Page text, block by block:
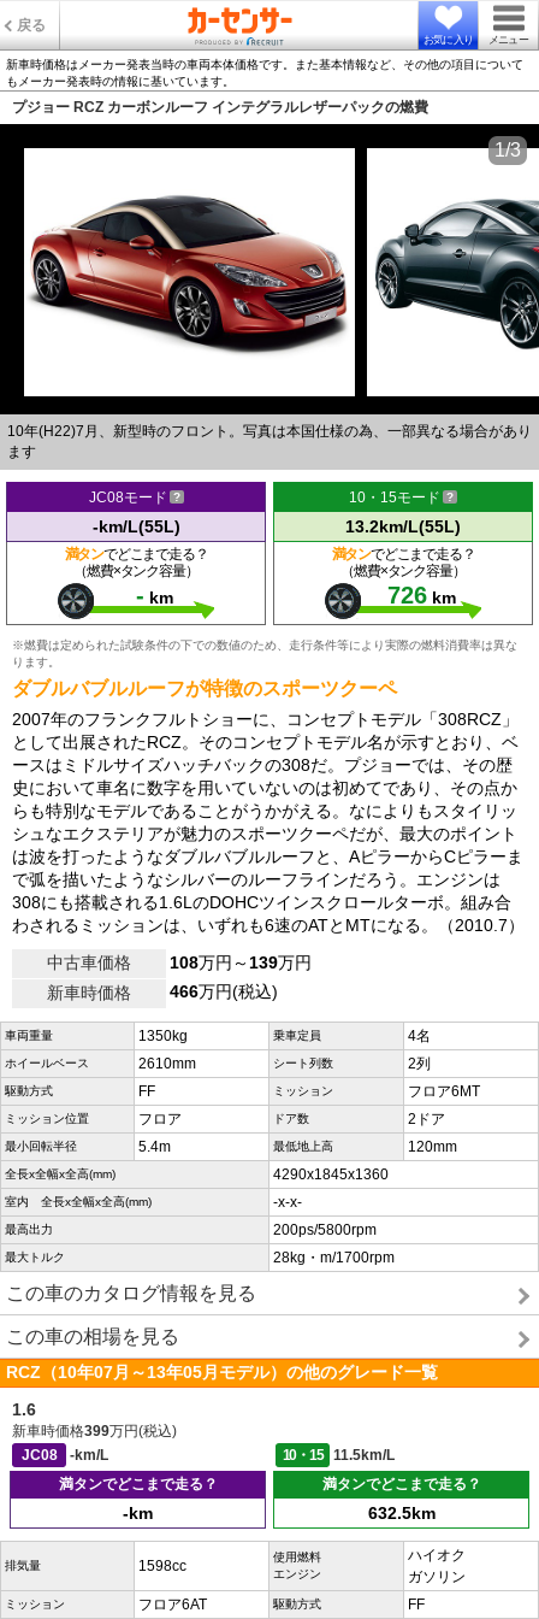
戻る
お気に入り メニュー
新車時価格はメーカー発表当時の車両本体価格です。また基本情報など、その他の項目について
もメーカー発表時の情報に基いています。
プジョー RCZ カーボンルーフ インテグラルレザーパックの燃費
10年(H22)7月、新型時のフロント。写真は本国仕様の為、一部異なる場合があり
ます
1/3
JC08モード
-km/L(55L)
満タンでどこまで走る？
（燃費×タンク容量）
- km
10・15モード
13.2km/L(55L)
満タンでどこまで走る？
（燃費×タンク容量）
726 km
※燃費は定められた試験条件の下での数値のため、走行条件等により実際の燃料消費率は異な
ります。
ダブルバブルルーフが特徴のスポーツクーペ
2007年のフランクフルトショーに、コンセプトモデル「308RCZ」
として出展されたRCZ。そのコンセプトモデル名が示すとおり、ベ
ースはミドルサイズハッチバックの308だ。プジョーでは、その歴
史において車名に数字を用いていないのは初めてであり、その点か
らも特別なモデルであることがうかがえる。なによりもスタイリッ
シュなエクステリアが魅力のスポーツクーペだが、最大のポイント
は波を打ったようなダブルバブルルーフと、AピラーからCピラーま
で弧を描いたようなシルバーのルーフラインだろう。エンジンは
308にも搭載される1.6LのDOHCツインスクロールターボ。組み合
わされるミッションは、いずれも6速のATとMTになる。（2010.7）
中古車価格
108万円～139万円
新車時価格
466万円(税込)
車両重量 1350kg 乗車定員 4名
ホイールベース 2610mm シート列数 2列
駆動方式 FF ミッション フロア6MT
ミッション位置 フロア ドア数 2ドア
最小回転半径 5.4m 最低地上高 120mm
全長x全幅x全高(mm) 4290x1845x1360
室内 全長x全幅x全高(mm) -x-x-
最高出力 200ps/5800rpm
最大トルク 28kg・m/1700rpm
この車のカタログ情報を見る
この車の相場を見る
RCZ（10年07月～13年05月モデル）の他のグレード一覧
1.6
新車時価格399万円(税込)
JC08
-km/L 10・15
11.5km/L
満タンでどこまで走る？
-km
満タンでどこまで走る？
632.5km
排気量 1598cc
使用燃料
エンジン
ハイオク
ガソリン
ミッション フロア6AT 駆動方式 FF